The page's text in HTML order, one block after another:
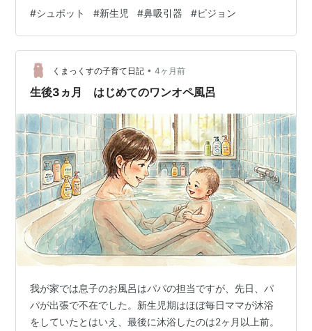
です。 でも、多くのママ・パパが「吸引力が強すぎて傷
つけたらどうしよう」と怖がって、結局手を出せずに悩
んでいるのが現実です。 ピジョンの「シュポット」は、
新生児のデリケートな鼻にも優しく使える工夫が凝らさ
れています。 今回は、強さを気にするママ・パパのため
#シュポット #新生児 #鼻吸引器 #ピジョン
くまっくすの子育て日記 • 4ヶ月前
生後3ヵ月 はじめてのワンオペ風呂
我が家では息子のお風呂はパパの担当ですが、先日、パ
パが出張で不在でした。新生児期はほぼ毎日ママが沐浴
をしていたとはいえ、最後に沐浴したのは2ヶ月以上前。